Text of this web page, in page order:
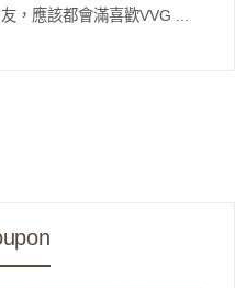
，應該都會滿喜歡VVG ...